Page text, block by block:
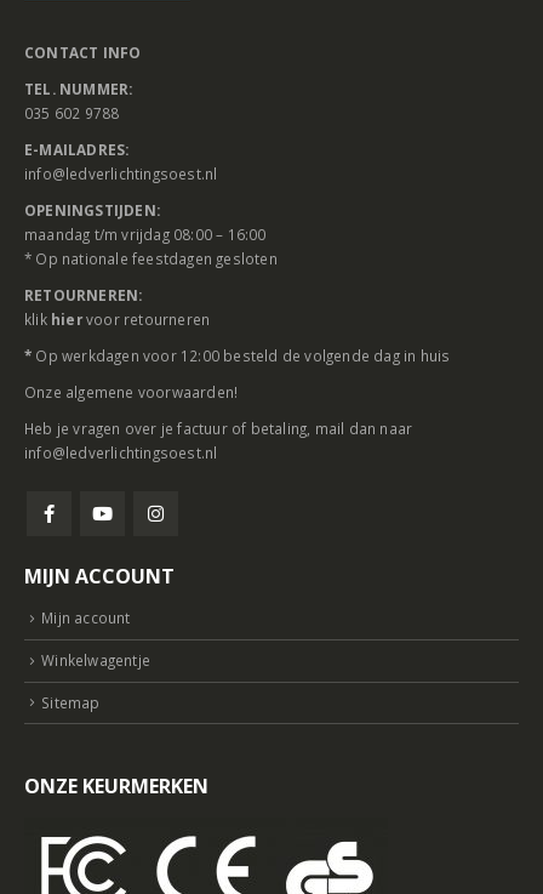
CONTACT INFO
TEL. NUMMER:
035 602 9788
E-MAILADRES:
info@ledverlichtingsoest.nl
OPENINGSTIJDEN:
maandag t/m vrijdag 08:00 – 16:00
* Op nationale feestdagen gesloten
RETOURNEREN:
klik hiervoor retourneren
* Op werkdagen voor 12:00 besteld de volgende dag in huis
Onze algemene voorwaarden!
Heb je vragen over je factuur of betaling, mail dan naar
info@ledverlichtingsoest.nl
MIJN ACCOUNT
Mijn account
Winkelwagentje
Sitemap
ONZE KEURMERKEN